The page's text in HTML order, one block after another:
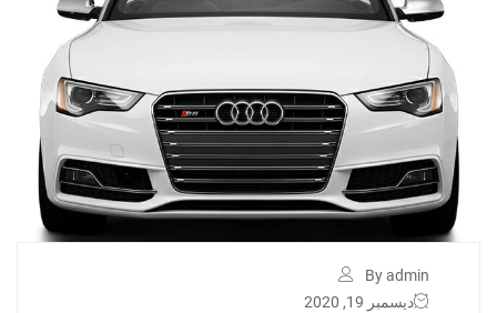
By admin
ديسمبر 19, 2020